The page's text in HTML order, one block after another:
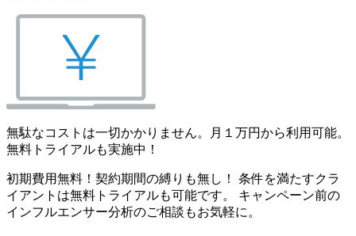
無駄なコストは一切かかりません。月１万円から利用可能。
無料トライアルも実施中！
初期費用無料！契約期間の縛りも無し！ 条件を満たすクラ
イアントは無料トライアルも可能です。 キャンペーン前の
インフルエンサー分析のご相談もお気軽に。